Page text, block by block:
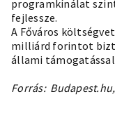
programkínálat
fejlessze.
A Főváros
milliárd forintot
állami
Forrás: